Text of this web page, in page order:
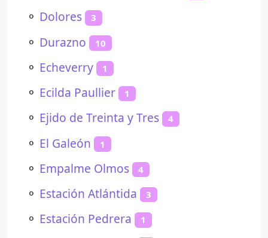
⚬ Dolores 3
⚬ Durazno 10
⚬ Echeverry 1
⚬ Ecilda Paullier 1
⚬ Ejido de Treinta y Tres 4
⚬ El Galeón 1
⚬ Empalme Olmos 4
⚬ Estación Atlántida 3
⚬ Estación Pedrera 1